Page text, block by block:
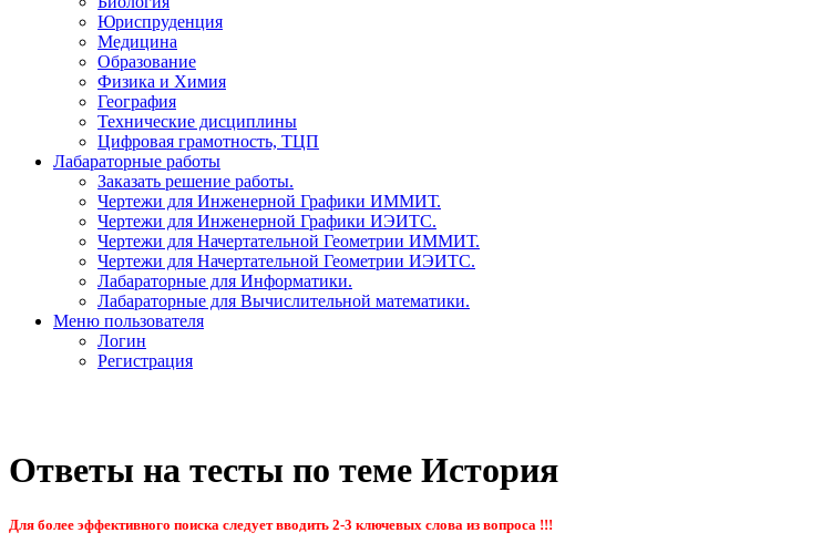
Юриспруденция
Медицина
Образование
Физика и Химия
География
Технические дисциплины
Цифровая грамотность, ТЦП
Лабараторные работы
Заказать решение работы.
Чертежи для Инженерной Графики ИММИТ.
Чертежи для Инженерной Графики ИЭИТС.
Чертежи для Начертательной Геометрии ИММИТ.
Чертежи для Начертательной Геометрии ИЭИТС.
Лабараторные для Информатики.
Лабараторные для Вычислительной математики.
Меню пользователя
Логин
Регистрация
Ответы на тесты по теме История
Для более эффективного поиска следует вводить 2-3 ключевых слова из вопроса !!!